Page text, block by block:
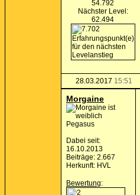
54.792
Nächster Level:
62.494
28.03.2017 15:51
Morgaine
Pegasus
Dabei seit:
16.10.2013
Beiträge: 2.667
Herkunft: HVL
Bewertung: